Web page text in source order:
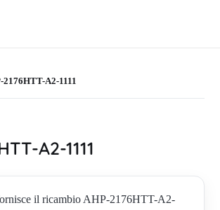
2176HTT-A2-1111
A2-1111
il ricambio AHP-2176HTT-A2-